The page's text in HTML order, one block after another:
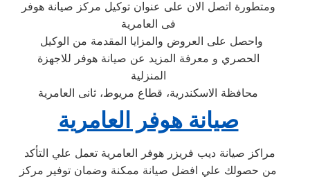
ومتطورة اتصل الان على عنوان توكيل مركز صيانة هوفر
فى العامرية
الحصري و معرفة المزيد عن صيانة هوفر للاجهزة
المنزلية
محافظة الاسكندرية، قطاع مريوط، ثانى العامرية
صيانة هوفر العامرية
من حصولك علي افضل صيانة ممكنة وضمان توفير مركز